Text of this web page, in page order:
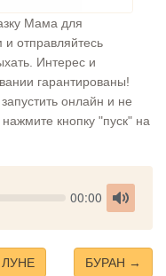
Мама для
отправляйтесь
Интерес и
гарантированы!
онлайн и не
кнопку "пуск" на
Current
00:00
Toggle
БУРАН →